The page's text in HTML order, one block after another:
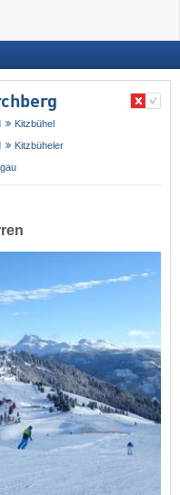
Kitzbühel
Kitzbüheler